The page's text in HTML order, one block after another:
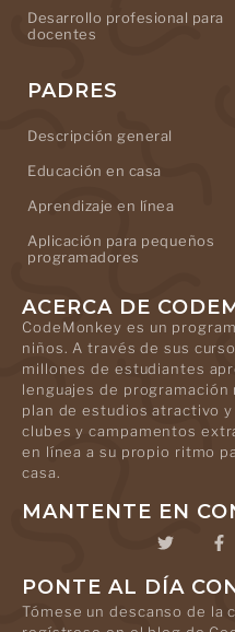
Desarrollo profesional para
docentes
PADRES
Descripción general
Educación en casa
Aprendizaje en línea
Aplicación para pequeños
programadores
ACERCA DE
CodeMonkey es un
niños. A través de sus
millones de estudiantes
lenguajes de
plan de estudios atractivo
clubes y campamentos
en línea a su propio ritmo
casa.
MANTENTE EN
PONTE AL DÍA
Tómese un descanso de la